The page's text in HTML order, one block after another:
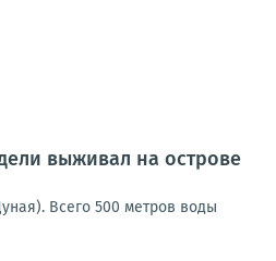
выживал на острове
Всего 500 метров воды